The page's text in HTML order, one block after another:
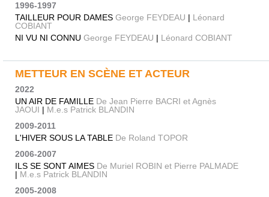
1996-1997
TAILLEUR POUR DAMES George FEYDEAU | Léonard
COBIANT
NI VU NI CONNU George FEYDEAU | Léonard COBIANT
METTEUR EN SCÈNE ET ACTEUR
2022
UN AIR DE FAMILLE De Jean Pierre BACRI et Agnès
JAOUI | M.e.s Patrick BLANDIN
2009-2011
L'HIVER SOUS LA TABLE De Roland TOPOR
2006-2007
ILS SE SONT AIMES De Muriel ROBIN et Pierre PALMADE
| M.e.s Patrick BLANDIN
2005-2008